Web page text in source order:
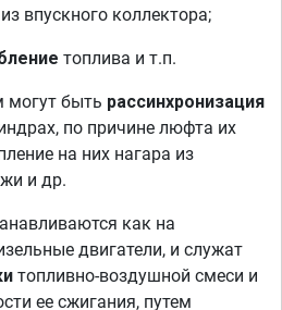
из впускного коллектора;
топлива и т.п.
могут быть рассинхронизация
по причине люфта их
на них нагара из
и др.
как на
двигатели, и служат
топливно-воздушной смеси и
ее сжигания, путем